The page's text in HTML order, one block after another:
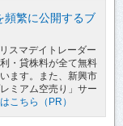
頻繁に公開するブ
スマデイトレーダー
・貸株料が全て無料
ます。また、新興市
ミアム空売り」サー
こちら（PR）